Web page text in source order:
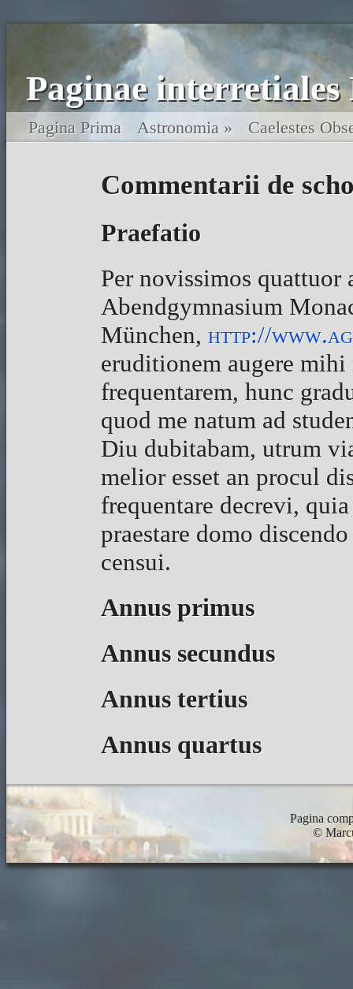
Paginae
Pagina Prima Astronomia » Caelestes
Commentarii de
Praefatio
Per novissimos quattuor
Abendgymnasium
München, http://
eruditionem augere mihi
frequentarem, hunc
quod me natum ad
Diu dubitabam, utrum
melior esset an procul
frequentare decrevi,
praestare domo
censui.
Annus primus
Annus secundus
Annus tertius
Annus quartus
Pagina
©